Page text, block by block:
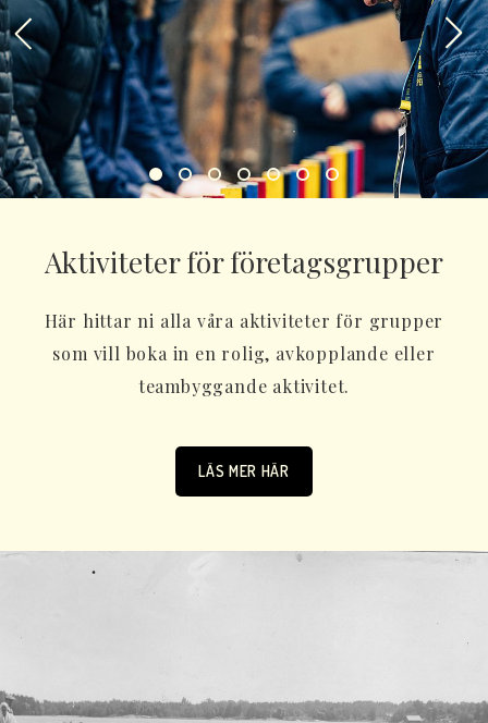
Aktiviteter för företagsgrupper
Här hittar ni alla våra aktiviteter för grupper
som vill boka in en rolig, avkopplande eller
teambyggande aktivitet.
LÄS MER HÄR